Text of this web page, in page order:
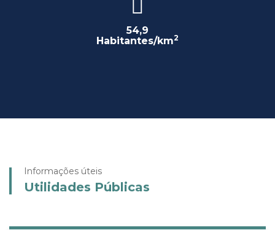
54,9
Habitantes/km2
Informações úteis
Utilidades Públicas